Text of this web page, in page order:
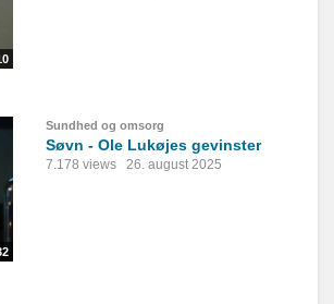
Sundhed og omsorg
Søvn - Ole Lukøjes gevinster
7.178 views 26. august 2025